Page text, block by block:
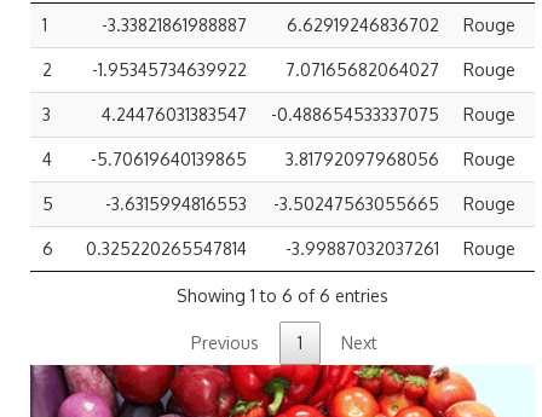
1 -3.33821861988887 6.62919246836702 Rouge
2 -1.95345734639922 7.07165682064027 Rouge
3 4.24476031383547 -0.488654533337075 Rouge
4 -5.70619640139865 3.81792097968056 Rouge
5 -3.6315994816553 -3.50247563055665 Rouge
6 0.325220265547814 -3.99887032037261 Rouge
Showing 1 to 6 of 6 entries
Previous 1 Next